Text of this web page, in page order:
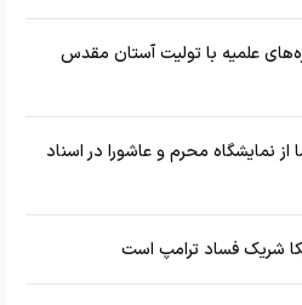
علمیه با تولیت آستان مقدس
از نمایشگاه محرم و عاشورا در اسناد
شریک فساد ترامپ است